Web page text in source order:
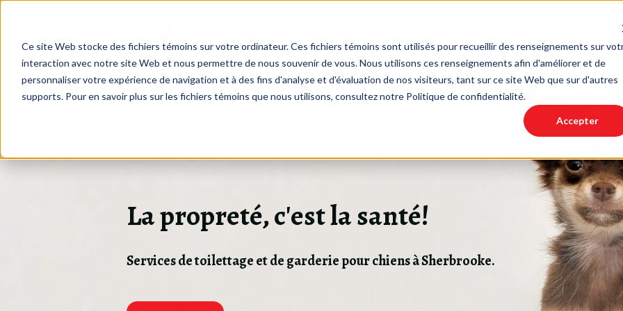
Ce site Web stocke des fichiers témoins sur votre ordinateur. Ces fichiers témoins sont utilisés pour recueillir des renseignements sur
interaction avec notre site Web et nous permettre de nous souvenir de vous. Nous utilisons ces renseignements afin d'améliorer et de
personnaliser votre expérience de navigation et à des fins d'analyse et d'évaluation de nos visiteurs, tant sur ce site Web que sur d'autres
supports. Pour en savoir plus sur les fichiers témoins que nous utilisons, consultez notre Politique de confidentialité.
Accepter
Accueil Toilettage
La propreté, c'est la santé!
Services de toilettage et de garderie pour chiens à Sherbrooke.